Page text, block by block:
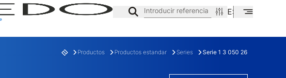
ES EN
Introducir referencia
Productos Productos estandar Series Serie 1 3 050 26